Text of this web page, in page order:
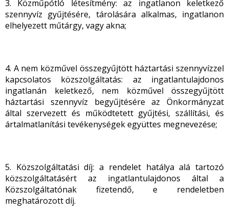
3. Közműpótló létesítmény: az ingatlanon keletkező
szennyvíz gyűjtésére, tárolására alkalmas, ingatlanon
elhelyezett műtárgy, vagy akna;
4. A nem közművel összegyűjtött háztartási szennyvízzel
kapcsolatos közszolgáltatás: az ingatlantulajdonos
ingatlanán keletkező, nem közművel összegyűjtött
háztartási szennyvíz begyűjtésére az Önkormányzat
által szervezett és működtetett gyűjtési, szállítási, és
ártalmatlanítási tevékenységek együttes megnevezése;
5. Közszolgáltatási díj: a rendelet hatálya alá tartozó
közszolgáltatásért az ingatlantulajdonos által a
Közszolgáltatónak fizetendő, e rendeletben
meghatározott díj.